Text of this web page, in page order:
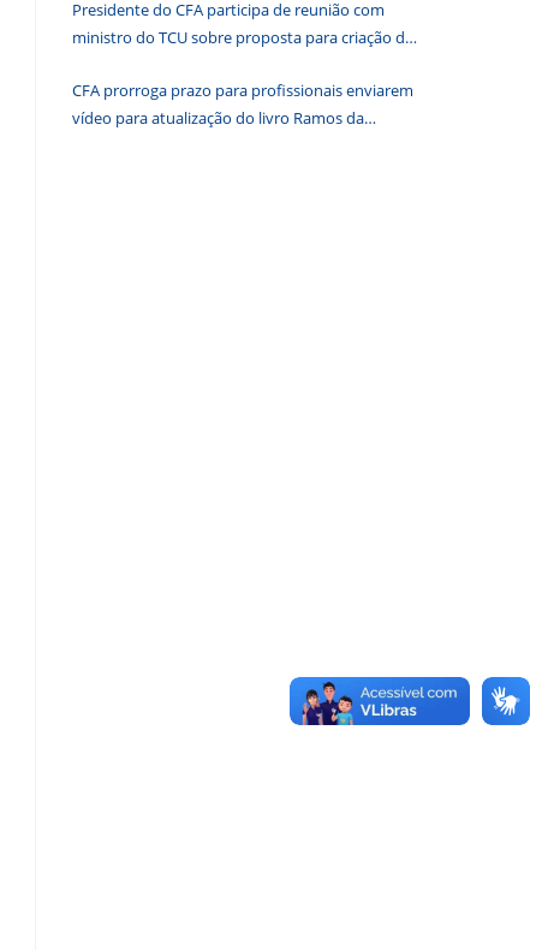
Presidente do CFA participa de reunião com
ministro do TCU sobre proposta para criação de
CFA prorroga prazo para profissionais enviarem
vídeo para atualização do livro Ramos da